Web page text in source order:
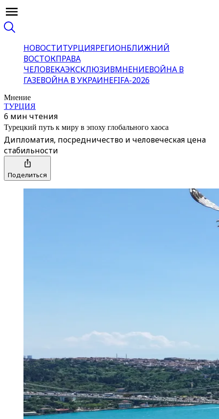
НОВОСТИТУРЦИЯРЕГИОНБЛИЖНИЙ
ВОСТОКПРАВА
ЧЕЛОВЕКАЭКСКЛЮЗИВМНЕНИЕВОЙНА В
ГАЗЕВОЙНА В УКРАИНЕFIFA-2026
Мнение
ТУРЦИЯ
6 мин чтения
Турецкий путь к миру в эпоху глобального хаоса
Дипломатия, посредничество и человеческая цена
стабильности
Поделиться